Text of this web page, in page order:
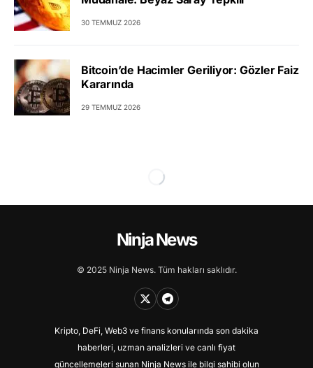
30 TEMMUZ 2026
Bitcoin’de Hacimler Geriliyor: Gözler Faiz
Kararında
29 TEMMUZ 2026
Ninja News
© 2025 Ninja News. Tüm hakları saklıdır.
Kripto, DeFi, Web3 ve finans konularında son dakika
haberleri, uzman analizleri ve canlı fiyat
güncellemeleri sunan Ninja News ile bilgi sahibi olun